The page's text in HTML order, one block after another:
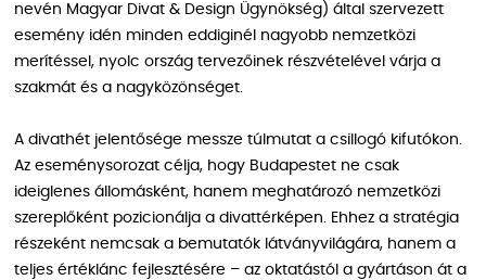
nevén Magyar Divat & Design Ügynökség) által szervezett
esemény idén minden eddiginél nagyobb nemzetközi
merítéssel, nyolc ország tervezőinek részvételével várja a
szakmát és a nagyközönséget.
A divathét jelentősége messze túlmutat a csillogó kifutókon.
Az eseménysorozat célja, hogy Budapestet ne csak
ideiglenes állomásként, hanem meghatározó nemzetközi
szereplőként pozicionálja a divattérképen. Ehhez a stratégia
részeként nemcsak a bemutatók látványvilágára, hanem a
teljes értéklánc fejlesztésére – az oktatástól a gyártáson át a